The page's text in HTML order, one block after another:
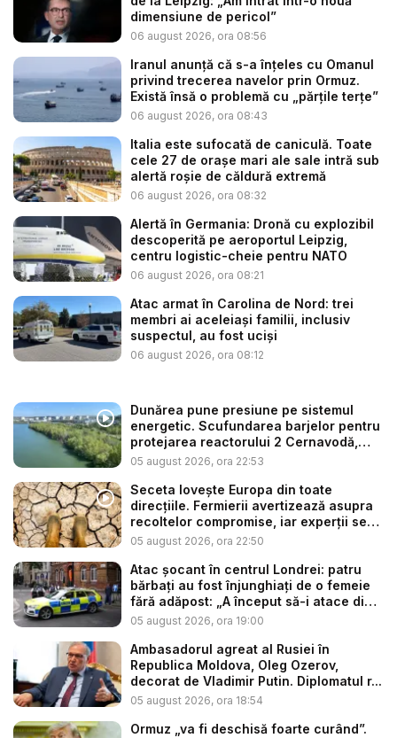
dimensiune de pericol”
06 august 2026, ora 08:56
Iranul anunță că s-a înțeles cu Omanul
privind trecerea navelor prin Ormuz.
Există însă o problemă cu „părțile terțe”
06 august 2026, ora 08:43
Italia este sufocată de caniculă. Toate
cele 27 de oraşe mari ale sale intră sub
alertă roșie de căldură extremă
06 august 2026, ora 08:32
Alertă în Germania: Dronă cu explozibil
descoperită pe aeroportul Leipzig,
centru logistic-cheie pentru NATO
06 august 2026, ora 08:21
Atac armat în Carolina de Nord: trei
membri ai aceleiași familii, inclusiv
suspectul, au fost uciși
06 august 2026, ora 08:12
Dunărea pune presiune pe sistemul
energetic. Scufundarea barjelor pentru
protejarea reactorului 2 Cernavodă,
am...
05 august 2026, ora 22:53
Seceta lovește Europa din toate
direcțiile. Fermierii avertizează asupra
recoltelor compromise, iar experții se
t...
05 august 2026, ora 22:50
Atac șocant în centrul Londrei: patru
bărbați au fost înjunghiați de o femeie
fără adăpost: „A început să-i atace din
...
05 august 2026, ora 19:00
Ambasadorul agreat al Rusiei în
Republica Moldova, Oleg Ozerov,
decorat de Vladimir Putin. Diplomatul r...
05 august 2026, ora 18:54
Ormuz „va fi deschisă foarte curând”.